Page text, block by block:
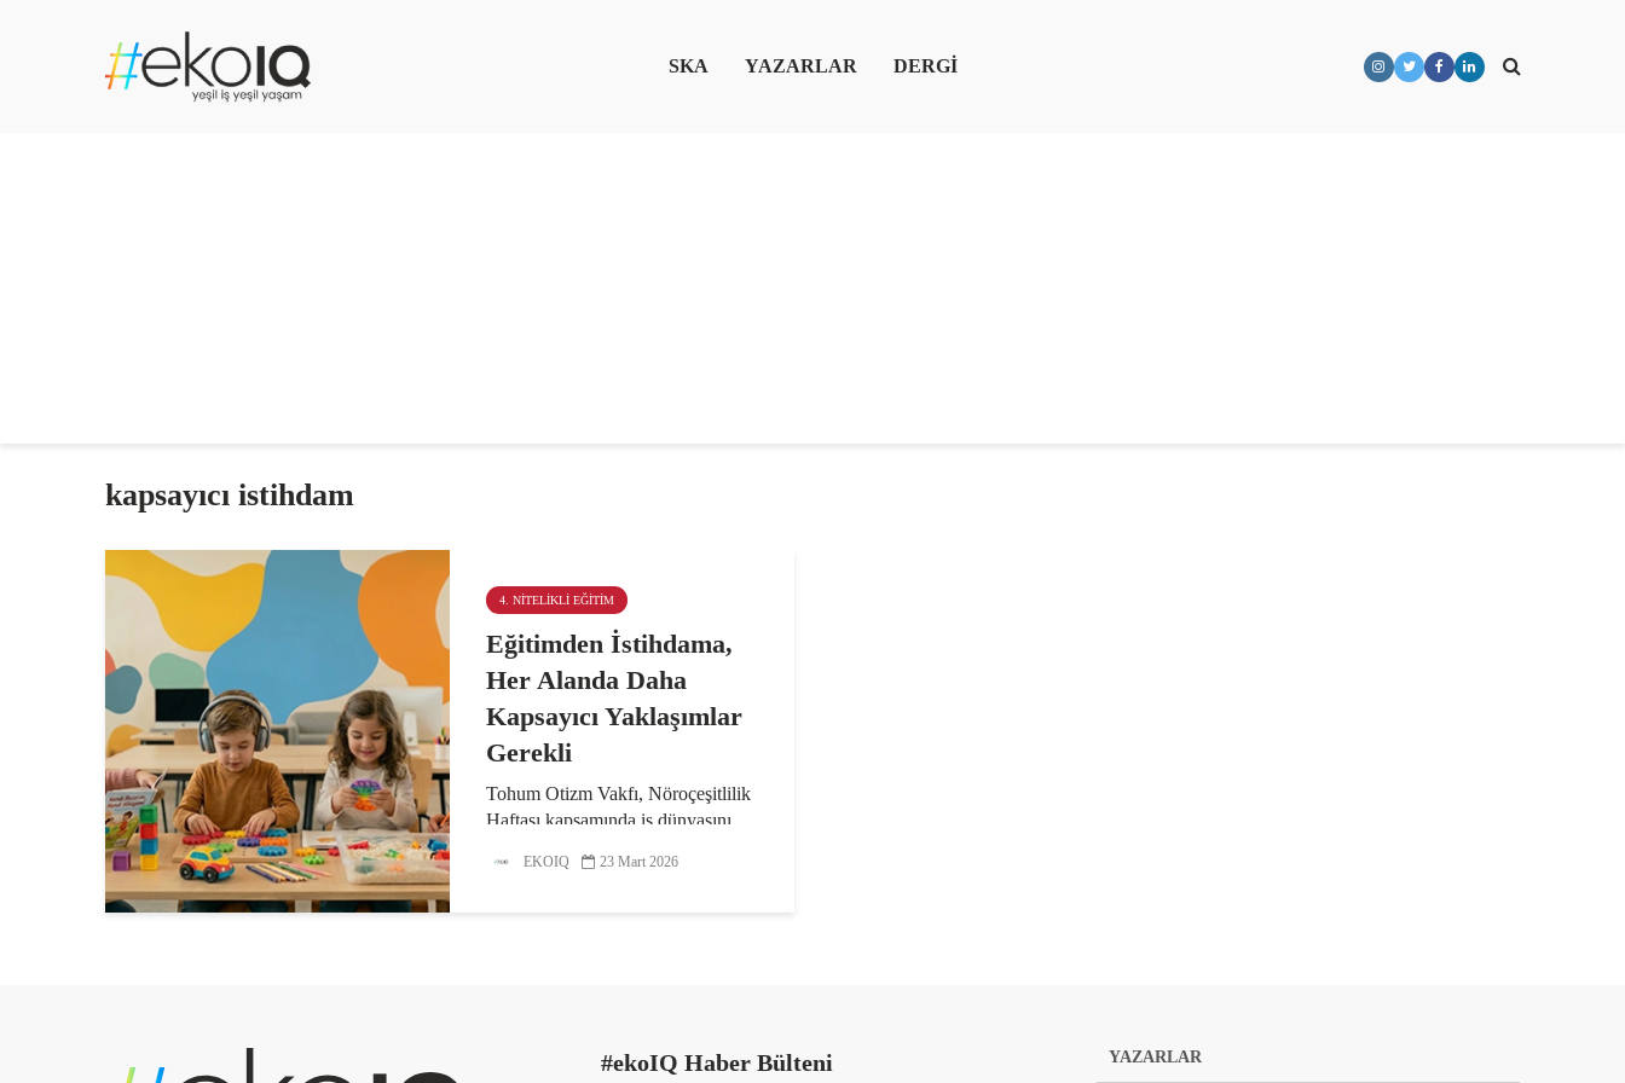
SKA YAZARLAR DERGİ
kapsayıcı istihdam
4. NITELIKLI EĞITIM
Eğitimden İstihdama,
Her Alanda Daha
Kapsayıcı Yaklaşımlar
Gerekli
Tohum Otizm Vakfı, Nöroçeşitlilik
Haftası kapsamında iş dünyasını
potansiyeli keşfetmeye ve kapsayıcı
EKOIQ 23 Mart 2026
#ekoIQ Haber Bülteni YAZARLAR